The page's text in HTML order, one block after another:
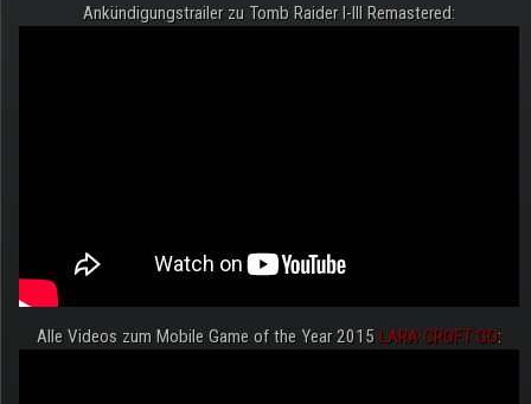
Ankündigungstrailer zu Tomb Raider I-III Remastered:
Alle Videos zum Mobile Game of the Year 2015 LARA CROFT GO: